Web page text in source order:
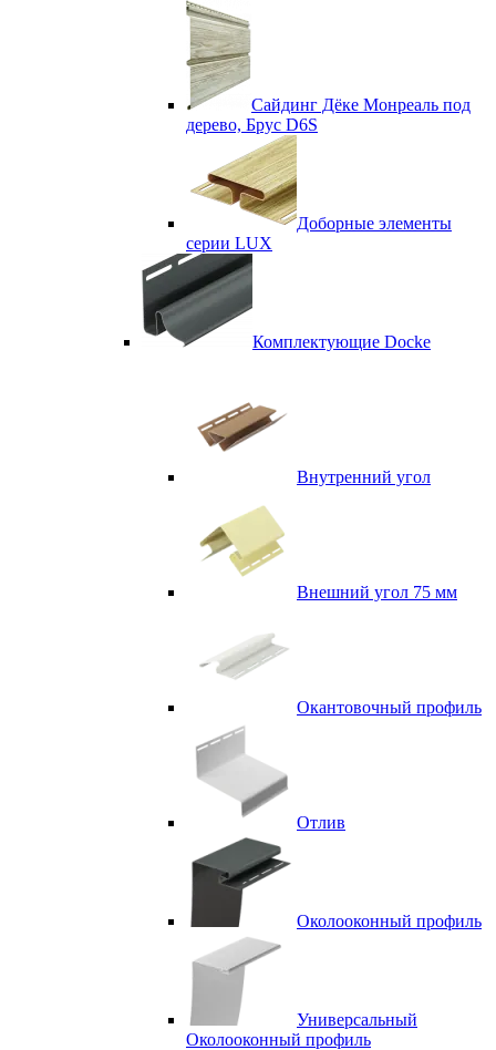
Сайдинг Дёке Монреаль под
дерево, Брус D6S
Доборные элементы
серии LUX
Комплектующие Docke
Внутренний угол
Внешний угол 75 мм
Окантовочный профиль
Отлив
Околооконный профиль
Универсальный
Околооконный профиль